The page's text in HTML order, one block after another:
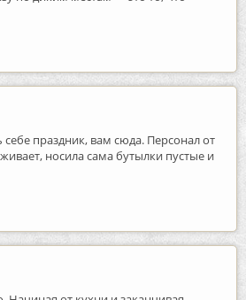
себе праздник, вам сюда. Персонал от
носила сама бутылки пустые и